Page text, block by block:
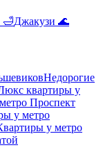
🛁Джакузи 🌊
Недорогие
квартиры у
Проспект
у метро
у метро